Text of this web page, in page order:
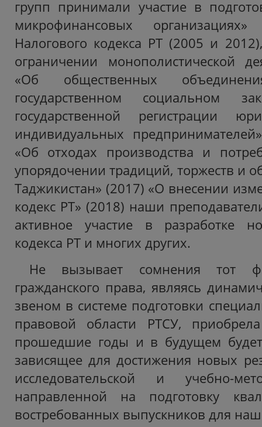
групп принимали участие в
микрофинансовых
Налогового кодекса РТ (2005 и
ограничении монополистической
«Об общественных
государственном социальном
государственной регистрации
индивидуальных
«Об отходах производства и
упорядочении традиций, торжеств и
Таджикистан» (2017) «О внесении
кодекс РТ» (2018) наши
активное участие в разработке
кодекса РТ и многих других.
Не вызывает сомнения тот
гражданского права, являясь
звеном в системе подготовки
правовой области РТСУ,
прошедшие годы и в будущем
зависящее для достижения новых
исследовательской и учебно-
направленной на подготовку
востребованных выпускников для